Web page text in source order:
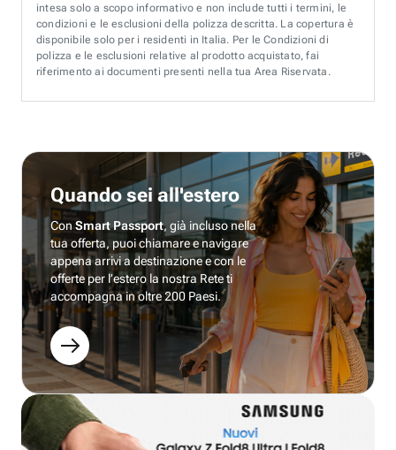
intesa solo a scopo informativo e non include tutti i termini, le
condizioni e le esclusioni della polizza descritta. La copertura è
disponibile solo per i residenti in Italia. Per le Condizioni di
polizza e le esclusioni relative al prodotto acquistato, fai
riferimento ai documenti presenti nella tua Area Riservata.
Quando sei all'estero
ConSmart Passport, già incluso nella
tua offerta, puoi chiamare e navigare
appena arrivi a destinazione e con le
offerte per l’estero la nostra Rete ti
accompagna in oltre 200 Paesi.